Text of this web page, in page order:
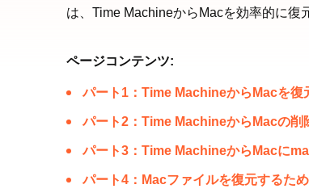
は、Time MachineからMacを効率的に復
ページコンテンツ:
パート1：Time MachineからMacを復
パート2：Time MachineからMacの削
パート3：Time MachineからMacに
パート4：Macファイルを復元するた